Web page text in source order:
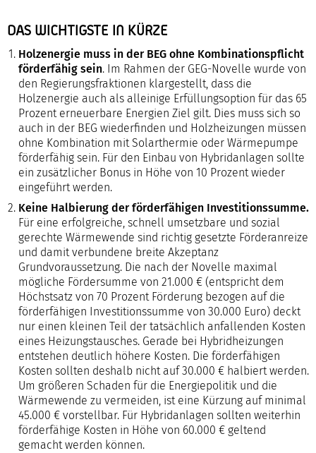
DAS WICHTIGSTE IN KÜRZE
Holzenergie muss in der BEG ohne Kombinationspflicht
förderfähig sein. Im Rahmen der GEG-Novelle wurde von
den Regierungsfraktionen klargestellt, dass die
Holzenergie auch als alleinige Erfüllungsoption für das 65
Prozent erneuerbare Energien Ziel gilt. Dies muss sich so
auch in der BEG wiederfinden und Holzheizungen müssen
ohne Kombination mit Solarthermie oder Wärmepumpe
förderfähig sein. Für den Einbau von Hybridanlagen sollte
ein zusätzlicher Bonus in Höhe von 10 Prozent wieder
eingeführt werden.
Keine Halbierung der förderfähigen Investitionssumme.
Für eine erfolgreiche, schnell umsetzbare und sozial
gerechte Wärmewende sind richtig gesetzte Förderanreize
und damit verbundene breite Akzeptanz
Grundvoraussetzung. Die nach der Novelle maximal
mögliche Fördersumme von 21.000 € (entspricht dem
Höchstsatz von 70 Prozent Förderung bezogen auf die
förderfähigen Investitionssumme von 30.000 Euro) deckt
nur einen kleinen Teil der tatsächlich anfallenden Kosten
eines Heizungstausches. Gerade bei Hybridheizungen
entstehen deutlich höhere Kosten. Die förderfähigen
Kosten sollten deshalb nicht auf 30.000 € halbiert werden.
Um größeren Schaden für die Energiepolitik und die
Wärmewende zu vermeiden, ist eine Kürzung auf minimal
45.000 € vorstellbar. Für Hybridanlagen sollten weiterhin
förderfähige Kosten in Höhe von 60.000 € geltend
gemacht werden können.